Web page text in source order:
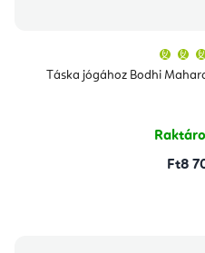
Táska jógához Bodhi
Ft8